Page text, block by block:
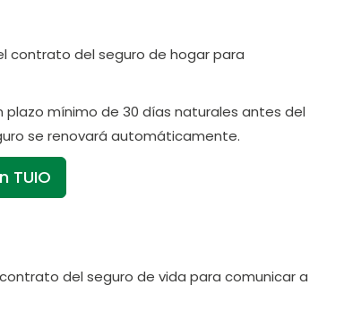
contrato del seguro de hogar para
mínimo de 30 días naturales antes del
se renovará automáticamente.
TUIO
del seguro de vida para comunicar a